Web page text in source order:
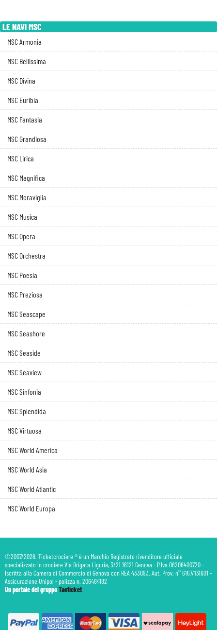
LE NAVI MSC
MSC Armonia
MSC Bellissima
MSC Divina
MSC Euribia
MSC Fantasia
MSC Grandiosa
MSC Lirica
MSC Magnifica
MSC Meraviglia
MSC Musica
MSC Opera
MSC Orchestra
MSC Poesia
MSC Preziosa
MSC Seascape
MSC Seashore
MSC Seaside
MSC Seaview
MSC Sinfonia
MSC Splendida
MSC Virtuosa
MSC World America
MSC World Asia
MSC World Atlantic
MSC World Europa
©2007/2026. Ticketcrociere ® è un Marchio Registrato rivenditore ufficiale
specializzato in crociere Via Brigata Liguria, 3/21 16121 Genova - P.Iva 06206400720 -
Iscritta alla Camera di Commercio di Genova con REA 433093. Aut. Prov. n° 6167/131601 -
Assicurazione Unipol - polizza n. 206484182
Un portale del gruppoTaoticket